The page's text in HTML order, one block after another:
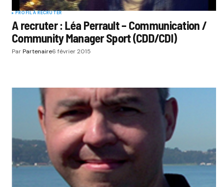
PROFIL À RECRUTER
A recruter : Léa Perrault – Communication /
Community Manager Sport (CDD/CDI)
ParPartenaire6 février 2015